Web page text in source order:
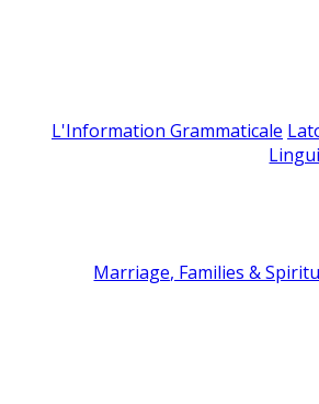
L'Information Grammaticale
Marriage, Families &